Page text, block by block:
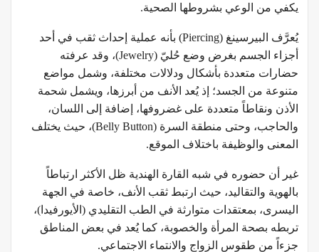
يكفي من الوعي بشروطها الصحية.
يُعرَّف البيرسينغ (Piercing) بأنه عملية إحداث ثقب في أحد
أجزاء الجسم بغرض وضع حُليّ (Jewelry)، وقد عرفته
حضارات متعددة بأشكال ودلالات مختلفة، وشمل مواضع
متنوعة من الجسد؛ إذ يُعد الأنف من أبرزها، ويشمل شحمة
الأذن ونقاطاً متعددة على غضروفها، إضافة إلى اللسان،
والحاجب، وحتى منطقة السرة (Belly Button)، حيث يختلف
المعنى والوظيفة باختلاف الموقع.
غير أن حضوره في شبه القارة الهندية ظل الأكثر ارتباطاً
بالهوية والتقاليد، حيث ارتبط ثقب الأنف، خاصة في الجهة
اليسرى، بمعتقدات متوارثة في الطب التقليدي (الأيورفيدا)،
تربطه بصحة المرأة والخصوبة، كما يُعد في بعض المناطق
جزءاً من طقوس الزواج والانتماء الاجتماعي.